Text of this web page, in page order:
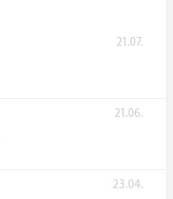
21.07.
21.06.
23.04.